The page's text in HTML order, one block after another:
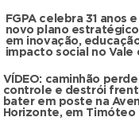
FGPA celebra 31 anos
novo plano
em inovação,
impacto social no Vale
VÍDEO: caminhão
controle e destrói
bater em poste na
Horizonte, em Timóteo